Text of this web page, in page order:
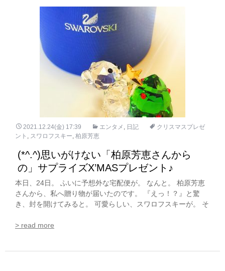
2021.12.24(金) 17:39 エンタメ , 日記
クリスマスプレゼ
ント , スワロフスキー, 柏原芳恵
(*^.^)思いがけない「柏原芳恵さんから
の」サプライズX’MASプレゼント♪
本日、24日。 ふいに予想外な宅配便が。 なんと。 柏原芳恵
さんから、私へ贈り物が届いたのです。 『えっ！？』と驚
き、封を開けてみると。 可愛らしい、スワロフスキーが。 そ
> read more